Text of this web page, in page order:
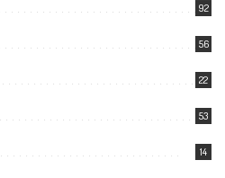
92
56
22
53
14